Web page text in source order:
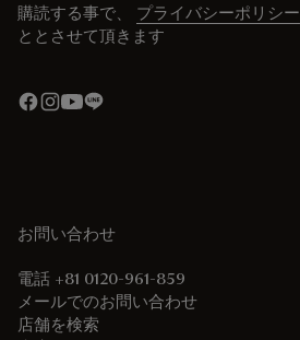
購読する事で、 プライバシーポリシー
ととさせて頂きます
お問い合わせ
電話 +81 0120-961-859
メールでのお問い合わせ
店舗を検索